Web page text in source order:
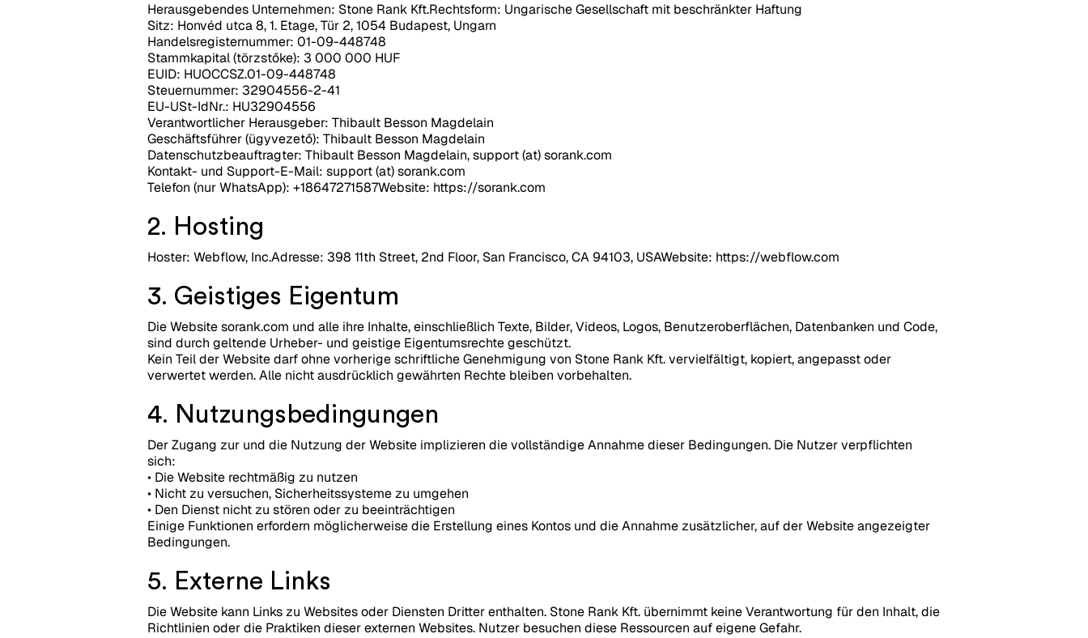
Herausgebendes Unternehmen: Stone Rank Kft.Rechtsform: Ungarische Gesellschaft mit beschränkter Haftung
Sitz: Honvéd utca 8, 1. Etage, Tür 2, 1054 Budapest, Ungarn
Handelsregisternummer: 01-09-448748
Stammkapital (törzstőke): 3 000 000 HUF
EUID: HUOCCSZ.01-09-448748
Steuernummer: 32904556-2-41
EU-USt-IdNr.: HU32904556
Verantwortlicher Herausgeber: Thibault Besson Magdelain
Geschäftsführer (ügyvezető): Thibault Besson Magdelain
Datenschutzbeauftragter: Thibault Besson Magdelain, support (at) sorank.com
Kontakt- und Support-E-Mail: support (at) sorank.com
Telefon (nur WhatsApp): +18647271587Website: https://sorank.com
2. Hosting
Hoster: Webflow, Inc.Adresse: 398 11th Street, 2nd Floor, San Francisco, CA 94103, USAWebsite: https://webflow.com
3. Geistiges Eigentum
Die Website sorank.com und alle ihre Inhalte, einschließlich Texte, Bilder, Videos, Logos, Benutzeroberflächen, Datenbanken und Code,
sind durch geltende Urheber- und geistige Eigentumsrechte geschützt.
Kein Teil der Website darf ohne vorherige schriftliche Genehmigung von Stone Rank Kft. vervielfältigt, kopiert, angepasst oder
verwertet werden. Alle nicht ausdrücklich gewährten Rechte bleiben vorbehalten.
4. Nutzungsbedingungen
Der Zugang zur und die Nutzung der Website implizieren die vollständige Annahme dieser Bedingungen. Die Nutzer verpflichten
sich:
• Die Website rechtmäßig zu nutzen
• Nicht zu versuchen, Sicherheitssysteme zu umgehen
• Den Dienst nicht zu stören oder zu beeinträchtigen
Einige Funktionen erfordern möglicherweise die Erstellung eines Kontos und die Annahme zusätzlicher, auf der Website angezeigter
Bedingungen.
5. Externe Links
Die Website kann Links zu Websites oder Diensten Dritter enthalten. Stone Rank Kft. übernimmt keine Verantwortung für den Inhalt, die
Richtlinien oder die Praktiken dieser externen Websites. Nutzer besuchen diese Ressourcen auf eigene Gefahr.